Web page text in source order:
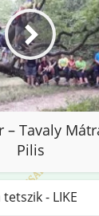
– Tavaly
Pilis
tetszik - LIKE